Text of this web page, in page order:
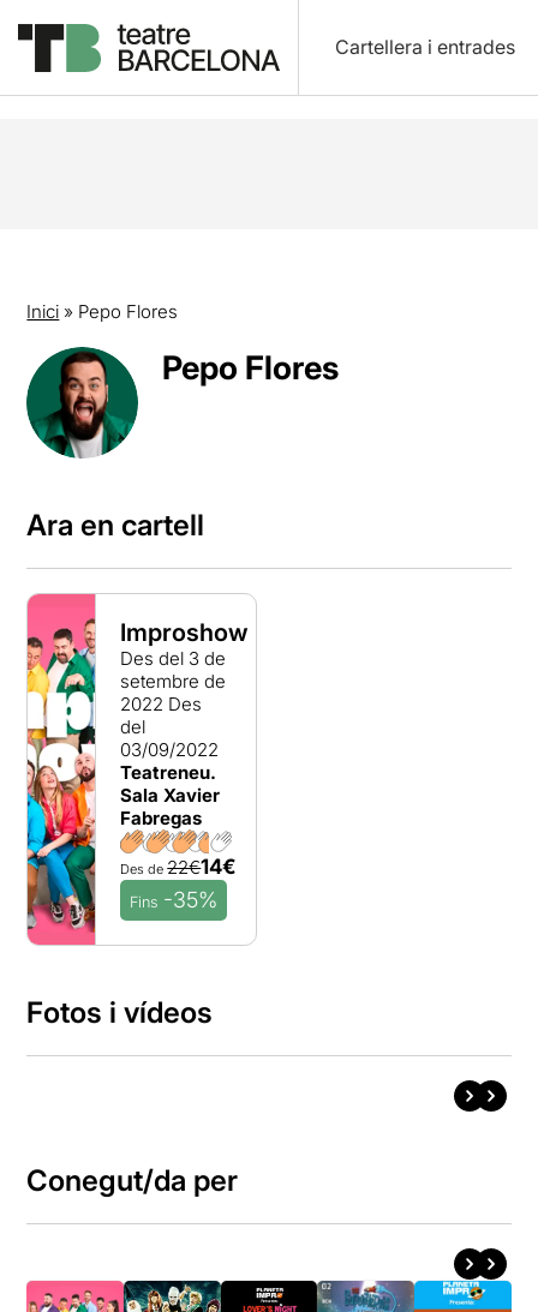
Cartellera i entrades
Inici » Pepo Flores
Pepo Flores
Ara en cartell
Improshow
Des del 3 de
setembre de
2022 Des
del
03/09/2022
Teatreneu.
Sala Xavier
Fabregas
Des de22€14€
Fins -35%
Fotos i vídeos
Conegut/da per